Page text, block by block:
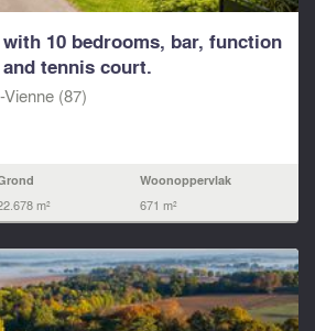
10 bedrooms, bar, function
tennis court.
(87)
m²
Woonoppervlak
671 m²